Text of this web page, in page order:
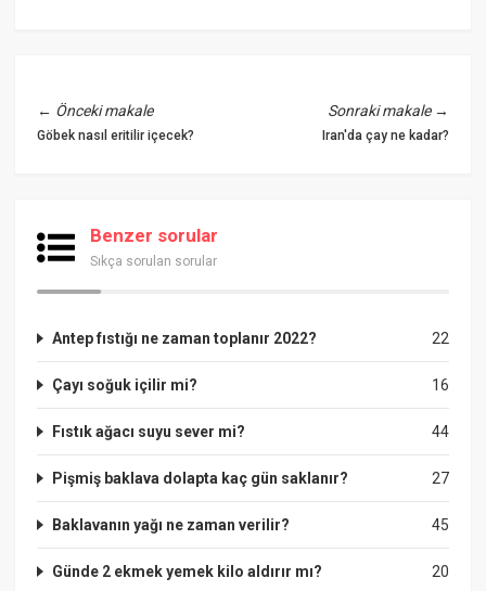
← Önceki makale
Göbek nasıl eritilir içecek?
Sonraki makale→
Iran'da çay ne kadar?
Benzer sorular
Sıkça sorulan sorular
22
Antep fıstığı ne zaman toplanır 2022?
16
Çayı soğuk içilir mi?
44
Fıstık ağacı suyu sever mi?
27
Pişmiş baklava dolapta kaç gün saklanır?
45
Baklavanın yağı ne zaman verilir?
20
Günde 2 ekmek yemek kilo aldırır mı?